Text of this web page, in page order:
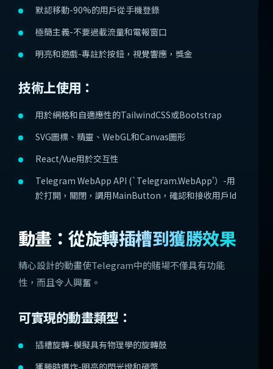
默認移動-90%的用戶從手機登錄
極簡主義-不要過載流量和電報窗口
明亮和遊戲-專註於按鈕，視覺響應，獎金
技術上使用：
用於網格和自適應性的TailwindCSS或Bootstrap
SVG圖標、精靈、WebGL和Canvas圖形
React/Vue用於交互性
Telegram WebApp API (`Telegram.WebApp'）-用
於打開，關閉，調用MainButton，確認和接收用戶Id
動畫：從旋轉插槽到獲勝效果
精心設計的動畫使Telegram中的賭場不僅具有功能
性，而且令人興奮。
可實現的動畫類型：
插槽旋轉-模擬具有物理學的旋轉鼓
獲勝時爆炸-明亮的閃光燈和硬幣